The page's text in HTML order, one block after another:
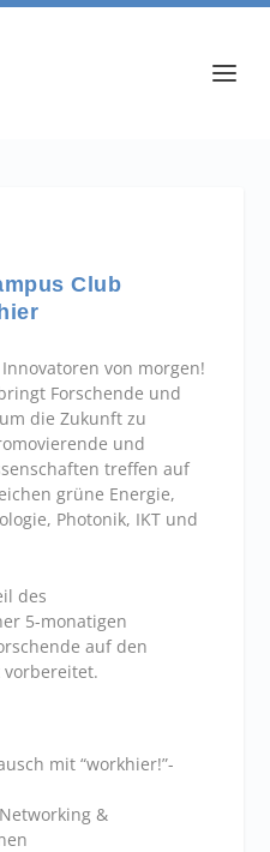
Club
von morgen!
Forschende und
die Zukunft zu
und
treffen auf
grüne Energie,
Photonik, IKT und
des
5-monatigen
auf den
mit “workhier!”-
&